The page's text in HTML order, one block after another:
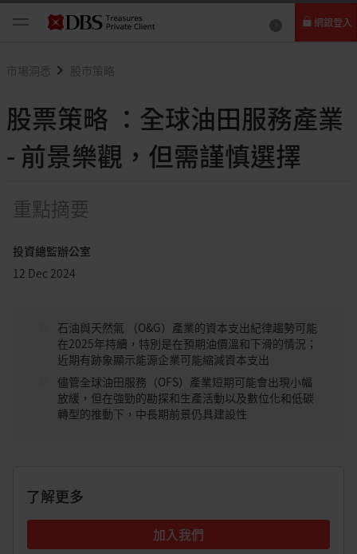
網銀登入
市場洞悉 股市策略
股票策略 ：全球油田服務產業
- 前景樂觀，但需謹慎選擇
重點摘要
投資總監辦公室
12 Dec 2024
石油與天然氣 （O&G）產業的資本支出紀律趨勢可能
在2025年持續，特別是在預期油價溫和下滑的情況；
近期有跡象顯示能源企業可能縮減資本支出
儘管全球油田服務（OFS）產業短期可能會出現小幅
放緩，但在強勁的勘探和生產活動以及數位化和低碳
轉型的推動下，中長期前景仍具建設性
了解更多
加入我們